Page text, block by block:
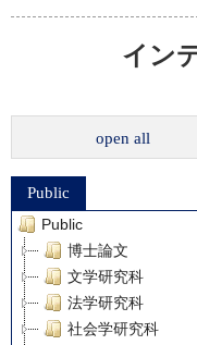
イン
open all
Public
Public
博士論文
文学研究科
法学研究科
社会学研究科